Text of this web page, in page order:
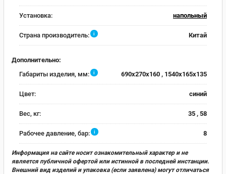
Установка: напольный
Страна производитель: i Китай
Дополнительно:
Габариты изделия, мм:
i 690х270х160 , 1540х165x135
Цвет: синий
Вес, кг: 35 , 58
Рабочее давление, бар: i 8
Информация на сайте носит ознакомительный характер и не
является публичной офертой или истинной в последней инстанции.
Внешний вид изделий и упаковка (если заявлена) могут отличаться